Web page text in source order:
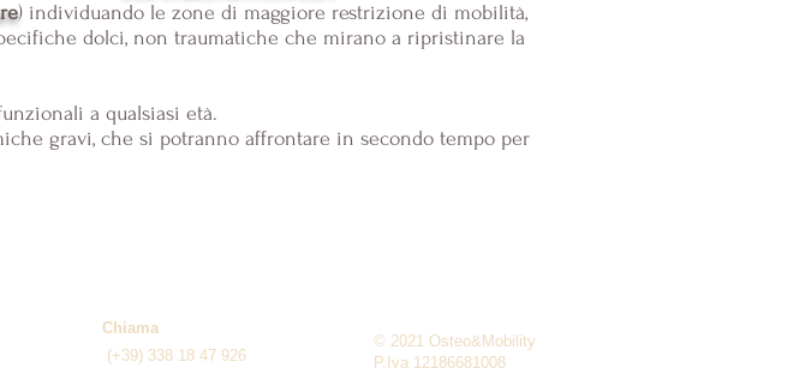
) individuando le zone di maggiore restrizione di mobilità,
dolci, non traumatiche che mirano a ripristinare la
a qualsiasi età.
gravi, che si potranno affrontare in secondo tempo per
Chiama
(+39) 338 18 47 926
© 2021 Osteo&Mobility
P.Iva 12186681008